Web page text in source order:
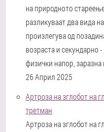
на природното
разликуваат два вида
произлегува од
возраста и секундарно
физички напор, заразна
26 Април 2025
Артроза на зглобот на
третман
Артроза на зглобот на